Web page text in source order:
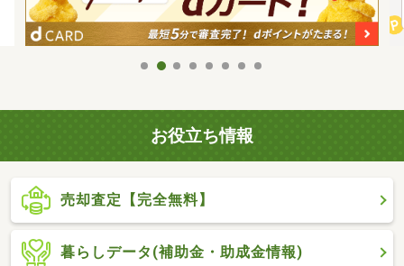
お役立ち情報
売却査定【完全無料】
暮らしデータ(補助金・助成金情報)